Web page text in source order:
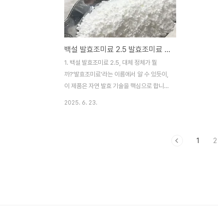
를 키우며 백향과가 꽃을 피우고 열매가 달렸
습니다. 백향과의 양양 성분과 효능 다채롭게
맛있게 즐길 수 있는 방법에 대하여 알아보겠
습니다. 백향과 패션프루츠의 영양성분 백향
과는 작지만 강한 과일입니다. 100g당 약
97kcal로 비교적 낮은 칼로리를 가지고 있
으며, 아래와 같은 핵심 영양소들을 풍부하게
함유하고 있습니다...
백설 발효조미료 2.5 발효조미료 미풍 뭐가 다르지?
1. 백설 발효조미료 2.5, 대체 정체가 뭘
까?'발효조미료'라는 이름에서 알 수 있듯이,
이 제품은 자연 발효 기술을 핵심으로 합니
2025. 6. 23.
1 2